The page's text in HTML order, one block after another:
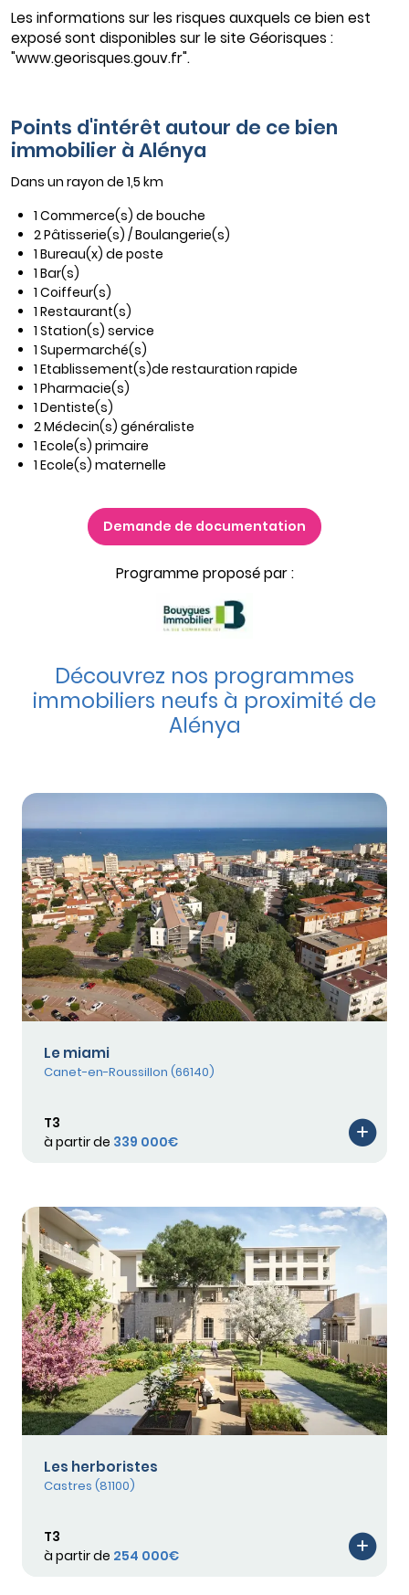
Les informations sur les risques auxquels ce bien est
exposé sont disponibles sur le site Géorisques :
"www.georisques.gouv.fr".
Points d'intérêt autour de ce bien
immobilier à Alénya
Dans un rayon de 1,5 km
1 Commerce(s) de bouche
2 Pâtisserie(s) / Boulangerie(s)
1 Bureau(x) de poste
1 Bar(s)
1 Coiffeur(s)
1 Restaurant(s)
1 Station(s) service
1 Supermarché(s)
1 Etablissement(s)de restauration rapide
1 Pharmacie(s)
1 Dentiste(s)
2 Médecin(s) généraliste
1 Ecole(s) primaire
1 Ecole(s) maternelle
Demande de documentation
Programme proposé par :
Découvrez nos programmes
immobiliers neufs à proximité de
Alénya
Le miami
Canet-en-Roussillon (66140)
T3
à partir de 339 000€
Les herboristes
Castres (81100)
T3
à partir de 254 000€